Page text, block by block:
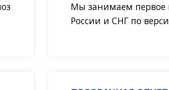
Мы занимаем первое
России и СНГ по